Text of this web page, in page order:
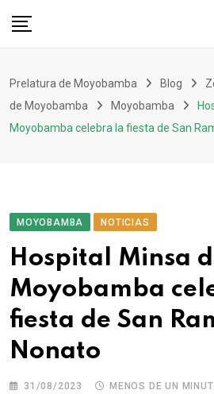
Prelatura de Moyobamba Blog
de Moyobamba
Moyobamba
Moyobamba celebra la fiesta de San
MOYOBAMBA NOTICIAS
Hospital Minsa
Moyobamba
fiesta de San
Nonato
31/08/2023
MENOS DE UN